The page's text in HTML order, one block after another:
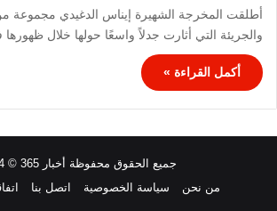
أطلقت المخرجة الشهيرة إيناس الدغيدي مجموعة
والجريئة التي أثارت جدلاً واسعًا حولها خلال ظهورها
أكمل القراءة »
جميع الحقوق محفوظة أخبار 365 © 2024
من نحن
سياسة الخصوصية اتصل بنا